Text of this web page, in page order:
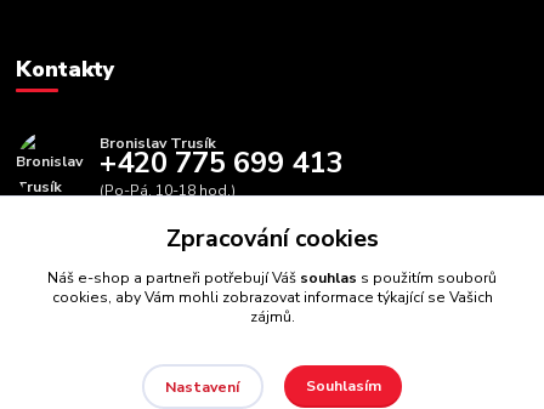
Kontakty
Bronislav Trusík
+420 775 699 413
(Po-Pá, 10-18 hod.)
info@bbfitness.czZpracování cookies
Náš e-shop a partneři potřebují Váš souhlas s použitím souborů
cookies, aby Vám mohli zobrazovat informace týkající se Vašich
zájmů.
Nastavení Souhlasím